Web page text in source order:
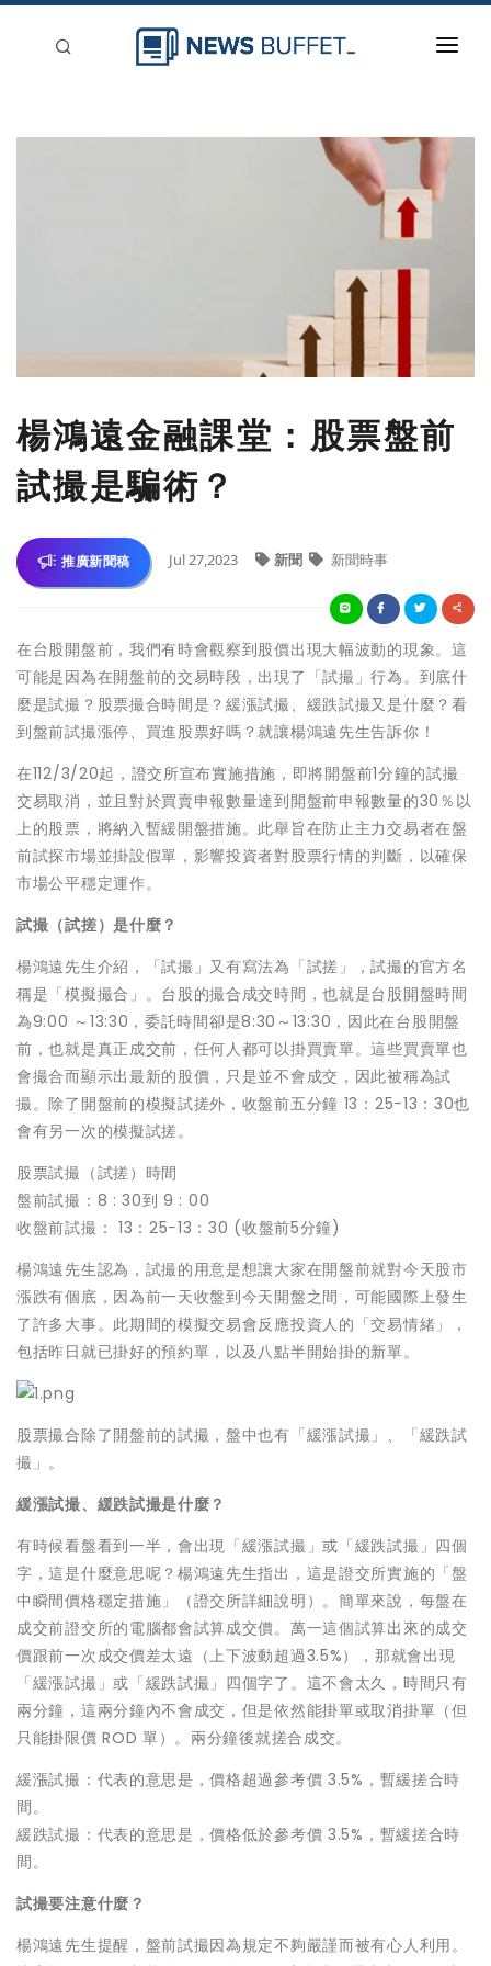
楊鴻遠金融課堂：股票盤前
試撮是騙術？
推廣新聞稿 Jul 27,2023 新聞 新聞時事
在台股開盤前，我們有時會觀察到股價出現大幅波動的現象。這
可能是因為在開盤前的交易時段，出現了「試撮」行為。到底什
麼是試撮？股票撮合時間是？緩漲試撮、緩跌試撮又是什麼？看
到盤前試撮漲停、買進股票好嗎？就讓楊鴻遠先生告訴你！
在112/3/20起，證交所宣布實施措施，即將開盤前1分鐘的試撮
交易取消，並且對於買賣申報數量達到開盤前申報數量的30％以
上的股票，將納入暫緩開盤措施。此舉旨在防止主力交易者在盤
前試探市場並掛設假單，影響投資者對股票行情的判斷，以確保
市場公平穩定運作。
試撮（試搓）是什麼？
楊鴻遠先生介紹，「試撮」又有寫法為「試搓」，試撮的官方名
稱是「模擬撮合」。台股的撮合成交時間，也就是台股開盤時間
為9:00 ～13:30，委託時間卻是8:30～13:30，因此在台股開盤
前，也就是真正成交前，任何人都可以掛買賣單。這些買賣單也
會撮合而顯示出最新的股價，只是並不會成交，因此被稱為試
撮。除了開盤前的模擬試搓外，收盤前五分鐘 13：25−13：30也
會有另一次的模擬試搓。
股票試撮（試搓）時間
盤前試撮：8 : 30到 9 : 00
收盤前試撮： 13：25−13：30 (收盤前5分鐘)
楊鴻遠先生認為，試撮的用意是想讓大家在開盤前就對今天股市
漲跌有個底，因為前一天收盤到今天開盤之間，可能國際上發生
了許多大事。此期間的模擬交易會反應投資人的「交易情緒」，
包括昨日就已掛好的預約單，以及八點半開始掛的新單。
股票撮合除了開盤前的試撮，盤中也有「緩漲試撮」、「緩跌試
撮」。
緩漲試撮、緩跌試撮是什麼？
有時候看盤看到一半，會出現「緩漲試撮」或「緩跌試撮」四個
字，這是什麼意思呢？楊鴻遠先生指出，這是證交所實施的「盤
中瞬間價格穩定措施」（證交所詳細說明）。簡單來說，每盤在
成交前證交所的電腦都會試算成交價。萬一這個試算出來的成交
價跟前一次成交價差太遠（上下波動超過3.5%），那就會出現
「緩漲試撮」或「緩跌試撮」四個字了。這不會太久，時間只有
兩分鐘，這兩分鐘內不會成交，但是依然能掛單或取消掛單（但
只能掛限價 ROD 單）。兩分鐘後就搓合成交。
緩漲試撮：代表的意思是，價格超過參考價 3.5%，暫緩搓合時
間。
緩跌試撮：代表的意思是，價格低於參考價 3.5%，暫緩搓合時
間。
試撮要注意什麼？
楊鴻遠先生提醒，盤前試撮因為規定不夠嚴謹而被有心人利用。